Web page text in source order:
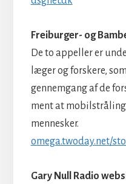
Freiburger- og
De to appeller er
læger og forskere,
gennemgang af de
ment at
mennesker.
omega.twoday.net/
Gary Null Radio